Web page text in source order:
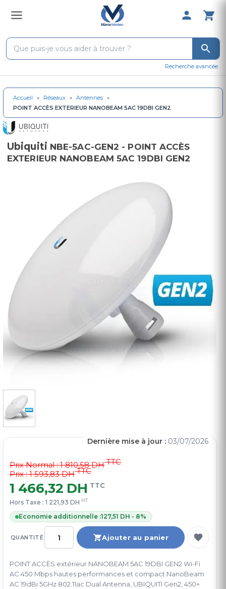
0 Produit
Recherche avancée
Accueil » Réseaux » Antennes »
POINT ACCÈS EXTERIEUR NANOBEAM 5AC 19DBI GEN2
Ubiquiti NBE-5AC-GEN2 - POINT ACCÈS
EXTERIEUR NANOBEAM 5AC 19DBI GEN2
QUANTITÉ Ajouter au panier
Prix Normal :1 810,58 DHTTC
Prix : 1 593,83 DHTTC
1 466,32 DH TTC
Hors Taxe : 1 221,93 DH HT
Economie additionnelle :127,51 DH - 8%
POINT ACCÈS extérieur NANOBEAM 5AC 19DBI GEN2 Wi-Fi
AC 450 Mbps hautes performances et compact.NanoBeam
AC 19dBi 5GHz 802.11ac Dual Antenna, UBIQUITI Gen2, 450+
Dernière mise à jour : 03/07/2026